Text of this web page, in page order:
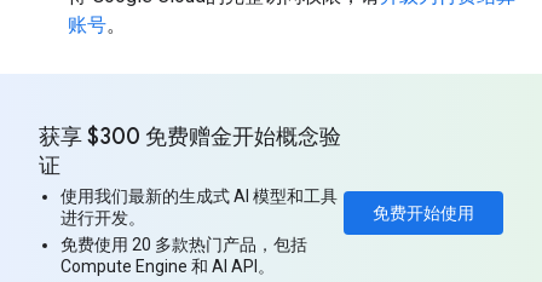
账号。
免费开始使用
获享 $300 免费赠金开始概念验
证
使用我们最新的生成式 AI 模型和工具
进行开发。
免费使用 20 多款热门产品，包括
Compute Engine 和 AI API。